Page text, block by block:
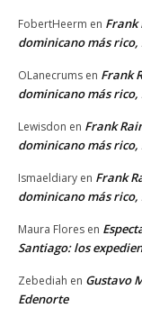
FobertHeerm en Frank
dominicano más rico,
OLanecrums en Frank
dominicano más rico,
Lewisdon en Frank
dominicano más rico,
Ismaeldiary en Frank
dominicano más rico,
Maura Flores en
Santiago: los
Zebediah en Gustavo
Edenorte